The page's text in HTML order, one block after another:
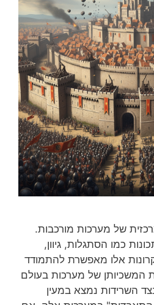
של מערכות מורכבות.
כמו הסתגלות, גיוון,
אלו מאפשרת להתמודד
המשכיותן של מערכות בעולם
השרידות נמצא במעין